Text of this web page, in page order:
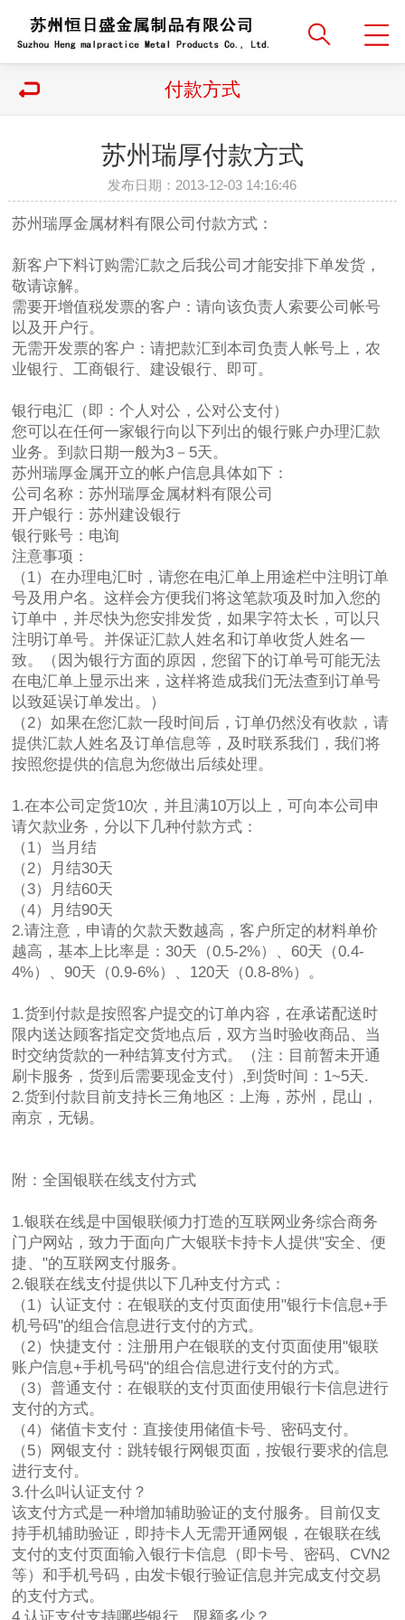
付款方式
苏州瑞厚付款方式
发布日期：2013-12-03 14:16:46
苏州瑞厚金属材料有限公司付款方式：
新客户下料订购需汇款之后我公司才能安排下单发货，
敬请谅解。
需要开增值税发票的客户：请向该负责人索要公司帐号
以及开户行。
无需开发票的客户：请把款汇到本司负责人帐号上，农
业银行、工商银行、建设银行、即可。
银行电汇（即：个人对公，公对公支付）
您可以在任何一家银行向以下列出的银行账户办理汇款
业务。到款日期一般为3－5天。
苏州瑞厚金属开立的帐户信息具体如下：
公司名称：苏州瑞厚金属材料有限公司
开户银行：苏州建设银行
银行账号：电询
注意事项：
（1）在办理电汇时，请您在电汇单上用途栏中注明订单
号及用户名。这样会方便我们将这笔款项及时加入您的
订单中，并尽快为您安排发货，如果字符太长，可以只
注明订单号。并保证汇款人姓名和订单收货人姓名一
致。（因为银行方面的原因，您留下的订单号可能无法
在电汇单上显示出来，这样将造成我们无法查到订单号
以致延误订单发出。）
（2）如果在您汇款一段时间后，订单仍然没有收款，请
提供汇款人姓名及订单信息等，及时联系我们，我们将
按照您提供的信息为您做出后续处理。
1.在本公司定货10次，并且满10万以上，可向本公司申
请欠款业务，分以下几种付款方式：
（1）当月结
（2）月结30天
（3）月结60天
（4）月结90天
2.请注意，申请的欠款天数越高，客户所定的材料单价
越高，基本上比率是：30天（0.5-2%）、60天（0.4-
4%）、90天（0.9-6%）、120天（0.8-8%）。
1.货到付款是按照客户提交的订单内容，在承诺配送时
限内送达顾客指定交货地点后，双方当时验收商品、当
时交纳货款的一种结算支付方式。（注：目前暂未开通
刷卡服务，货到后需要现金支付）,到货时间：1~5天.
2.货到付款目前支持长三角地区：上海，苏州，昆山，
南京，无锡。
附：全国银联在线支付方式
1.银联在线是中国银联倾力打造的互联网业务综合商务
门户网站，致力于面向广大银联卡持卡人提供"安全、便
捷、"的互联网支付服务。
2.银联在线支付提供以下几种支付方式：
（1）认证支付：在银联的支付页面使用"银行卡信息+手
机号码"的组合信息进行支付的方式。
（2）快捷支付：注册用户在银联的支付页面使用"银联
账户信息+手机号码"的组合信息进行支付的方式。
（3）普通支付：在银联的支付页面使用银行卡信息进行
支付的方式。
（4）储值卡支付：直接使用储值卡号、密码支付。
（5）网银支付：跳转银行网银页面，按银行要求的信息
进行支付。
3.什么叫认证支付？
该支付方式是一种增加辅助验证的支付服务。目前仅支
持手机辅助验证，即持卡人无需开通网银，在银联在线
支付的支付页面输入银行卡信息（即卡号、密码、CVN2
等）和手机号码，由发卡银行验证信息并完成支付交易
的支付方式。